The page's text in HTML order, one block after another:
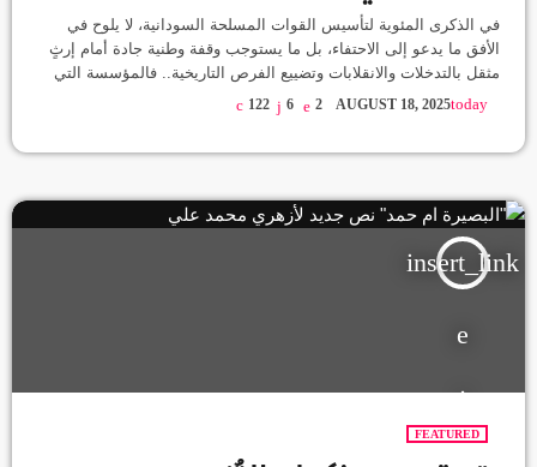
في الذكرى المئوية لتأسيس القوات المسلحة السودانية، لا يلوح في
الأفق ما يدعو إلى الاحتفاء، بل ما يستوجب وقفة وطنية جادة أمام إرثٍ
مثقل بالتدخلات والانقلابات وتضييع الفرص التاريخية.. فالمؤسسة التي
نشأت في ظل الاستعمار، ما لبثت أن انزلقت إلى دور سلطوي موازِ،
تعيق التحول الديمقراطي، وتجهض كل مشروع لبناء دولة مدنية حديثة!
today
AUGUST 18, 2025
122 6 2
insert_link
FEATURED